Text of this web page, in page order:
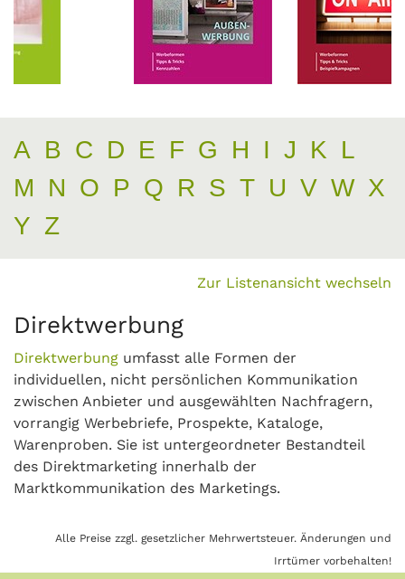
A B C D E F G H I J K L
M
N O P Q R S T U V W X
Y Z
Zur Listenansicht wechseln
Direktwerbung
Direktwerbung umfasst alle Formen der
individuellen, nicht persönlichen Kommunikation
zwischen Anbieter und ausgewählten Nachfragern,
vorrangig Werbebriefe, Prospekte, Kataloge,
Warenproben. Sie ist untergeordneter Bestandteil
des Direktmarketing innerhalb der
Marktkommunikation des Marketings.
Alle Preise zzgl. gesetzlicher Mehrwertsteuer. Änderungen und
Irrtümer vorbehalten!